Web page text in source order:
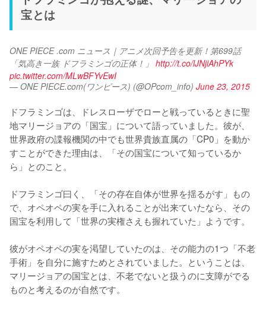
宝とは
ONE PIECE .com ニュース｜アニメ次回予告を更新！第699話
「気高き一族 ドフラミンゴの正体！」 http://t.co/lJNjiAhPYk
pic.twitter.com/MLwBFYvEwI
— ONE PIECE.com(ワンピース) (@OPcom_info) June 23, 2015
ドフラミンゴは、ドレスローザでローと戦っているときに聖
地マリージョアの「国宝」について語っていました。彼が、
世界政府の諜報機関の中でも世界貴族直属の「CP0」を動か
すことができた理由は、「その国宝について知っているか
ら」とのこと。
ドフラミンゴ曰く、「その存在自体が世界を揺るがす」もの
で、オペオペの実を手に入れることが出来ていたなら、その
国宝を利用して「世界の実権さえも握れていた」ようです。
彼がオペオペの実を渇望していたのは、その能力の1つ「不老
手術」を自分に施すためとされていました。ということは、
マリージョアの国宝とは、不老でないと扱うのに支障がでる
ものと考えるのが自然です。